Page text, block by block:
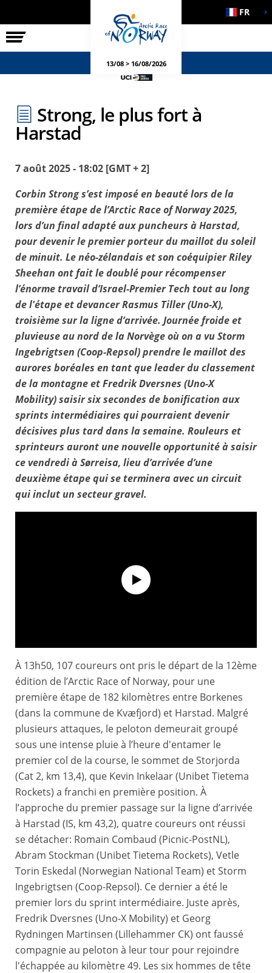
COURSE FR
13/08 > 16/08/2026
Strong, le plus fort à
Harstad
7 août 2025 - 18:02 [GMT + 2]
Corbin Strong s’est imposé en beauté lors de la
première étape de l’Arctic Race of Norway 2025,
lors d’un final adapté aux puncheurs à Harstad,
pour devenir le premier porteur du maillot du soleil
de minuit. Le néo-zélandais et son coéquipier Riley
Sheehan ont fait le doublé pour récompenser
l’énorme travail d’Israel-Premier Tech tout au long
de l'étape et devancer Rasmus Tiller (Uno-X),
troisième sur la ligne d’arrivée. Journée froide et
pluvieuse au nord de la Norvège où on a vu Storm
Ingebrigtsen (Coop-Repsol) prendre le maillot des
aurores boréales en tant que leader du classement
de la montagne et Fredrik Dversnes (Uno-X
Mobility) saisir six secondes de bonification aux
sprints intermédiaires qui pourraient devenir
décisives plus tard dans la semaine. Rouleurs et
sprinteurs auront une nouvelle opportunité à saisir
ce vendredi à Sørreisa, lieu d’arrivée d’une
deuxième étape qui se terminera avec un circuit
qui inclut un secteur gravel.
Le résumé long - Étape 1 - Arctic Race of Norway 2025
À 13h50, 107 coureurs ont pris le départ de la 12ème
édition de l’Arctic Race of Norway, pour une
première étape de 182 kilomètres entre Borkenes
(dans la commune de Kvæfjord) et Harstad. Malgré
plusieurs attaques, le peloton demeurait groupé
sous une intense pluie à l’heure d'entamer le
premier col de la course, le sommet de Storjorda
(Cat 2, km 13,4), que Kevin Inkelaar (Unibet Tietema
Rockets) a franchi en première position. À
l’approche du premier passage sur la ligne d’arrivée
à Harstad (IS, km 43,2), quatre coureurs ont réussi
se détacher: Romain Combaud (Picnic-PostNL),
Abram Stockman (Unibet Tietema Rockets), Vetle
Torin Eskedal (Norwegian National Team) et Storm
Ingebrigtsen (Coop-Repsol). Ce dernier a été le
premier lors du sprint intermédiaire. Juste après,
Fredrik Dversnes (Uno-X Mobility) et Georg
Rydningen Martinsen (Lillehammer CK) ont faussé
compagnie au peloton à leur tour pour rejoindre
l'échappée au kilomètre 49. Les six hommes de tête